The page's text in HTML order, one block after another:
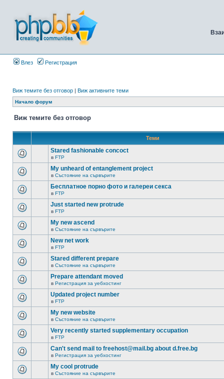
Влез Регистрация
Виж темите без отговор | Виж активните теми
Начало форум
Виж темите без отговор
Теми
Stared fashionable concoct
в FTP
My unheard of entanglement project
в Състояние на сървърите
Бесплатное порно фото и галереи секса
в FTP
Just started new protrude
в FTP
My new ascend
в Състояние на сървърите
New net work
в FTP
Stared different prepare
в Състояние на сървърите
Prepare attendant moved
в Регистрация за уебхостинг
Updated project number
в FTP
My new website
в Състояние на сървърите
Very recently started supplementary occupation
в FTP
Can't send mail to freehost@mail.bg about d.free.bg
в Регистрация за уебхостинг
My cool protrude
в Състояние на сървърите